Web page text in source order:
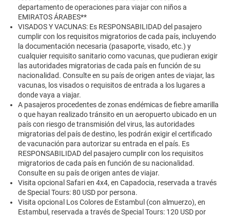
departamento de operaciones para viajar con niños a
EMIRATOS ÁRABES**
VISADOS Y VACUNAS: Es RESPONSABILIDAD del pasajero
cumplir con los requisitos migratorios de cada país, incluyendo
la documentación necesaria (pasaporte, visado, etc.) y
cualquier requisito sanitario como vacunas, que pudieran exigir
las autoridades migratorias de cada país en función de su
nacionalidad. Consulte en su país de origen antes de viajar, las
vacunas, los visados o requisitos de entrada a los lugares a
donde vaya a viajar.
A pasajeros procedentes de zonas endémicas de fiebre amarilla
o que hayan realizado tránsito en un aeropuerto ubicado en un
país con riesgo de transmisión del virus, las autoridades
migratorias del país de destino, les podrán exigir el certificado
de vacunación para autorizar su entrada en el país. Es
RESPONSABILIDAD del pasajero cumplir con los requisitos
migratorios de cada país en función de su nacionalidad.
Consulte en su país de origen antes de viajar.
Visita opcional Safari en 4x4, en Capadocia, reservada a través
de Special Tours: 80 USD por persona.
Visita opcional Los Colores de Estambul (con almuerzo), en
Estambul, reservada a través de Special Tours: 120 USD por